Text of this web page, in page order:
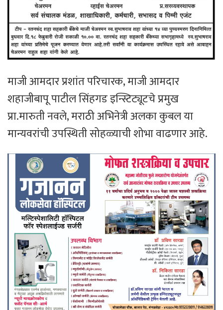
माजी आमदार प्रशांत परिचारक, माजी आमदार
शहाजीबापू पाटील सिंहगड इन्स्टिट्यूटचे प्रमुख
प्रा.मारुती नवले, मराठी अभिनेत्री अलका कुबल या
मान्यवरांची उपस्थिती सोहळ्याची शोभा वाढणार आहे.